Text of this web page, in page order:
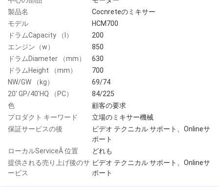
製品名
Cocnreteのミキサー
モデル
HCM700
ドラムCapacity （l）
200
エンジン（w）
850
ドラムDiameter （mm）
630
ドラムHeight （mm）
700
NW/GW （kg）
69/74
20' GP/40'HQ （PC）
84/225
色
顧客の要求
プロダクト キーワード
立場のミキサー機械
保証サービスの後
ビデオ テクニカル サポート、Onlineサ
ポート
ローカルServiceÂ 位置
どれも
提供される売り上げ後のサ
ービス
ビデオ テクニカル サポート、Onlineサ
ポート